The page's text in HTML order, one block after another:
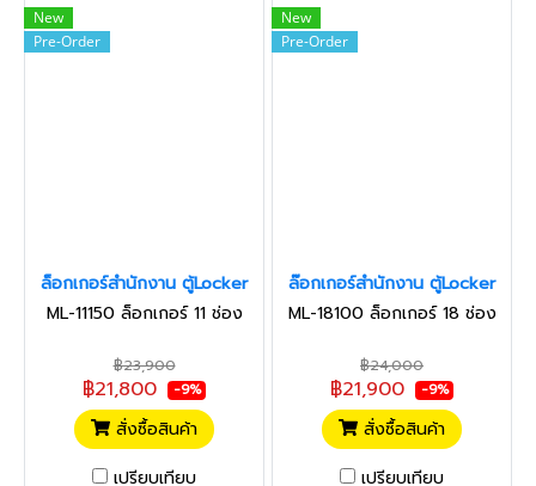
New
Pre-Order
ล็อกเกอร์สำนักงาน ตู้Locker
ML-11150 ล็อกเกอร์ 11 ช่อง
฿23,900
฿21,800 -9%
สั่งซื้อสินค้า
เปรียบเทียบ
New
Pre-Order
ล๊อกเกอร์สำนักงาน ตู้Locker
ML-18100 ล็อกเกอร์ 18 ช่อง
฿24,000
฿21,900 -9%
สั่งซื้อสินค้า
เปรียบเทียบ